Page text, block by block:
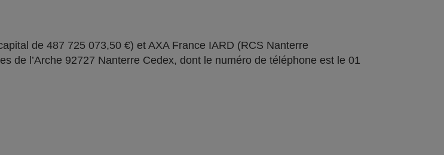
de 487 725 073,50 €) et AXA France IARD (RCS Nanterre
de l’Arche 92727 Nanterre Cedex, dont le numéro de téléphone est le 01